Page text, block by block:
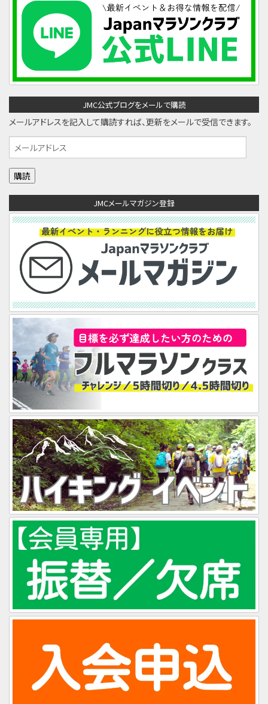
JMC公式ブログをメールで購読
メールアドレスを記入して購読すれば、更新をメールで受信できます。
メ
ー
ル
レ
JMCメールマガジン登録